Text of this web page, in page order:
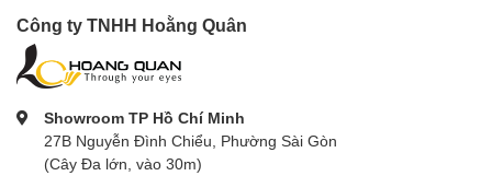
Công ty TNHH Hoằng Quân
Showroom TP Hồ Chí Minh
27B Nguyễn Đình Chiểu, Phường Sài Gòn
(Cây Đa lớn, vào 30m)